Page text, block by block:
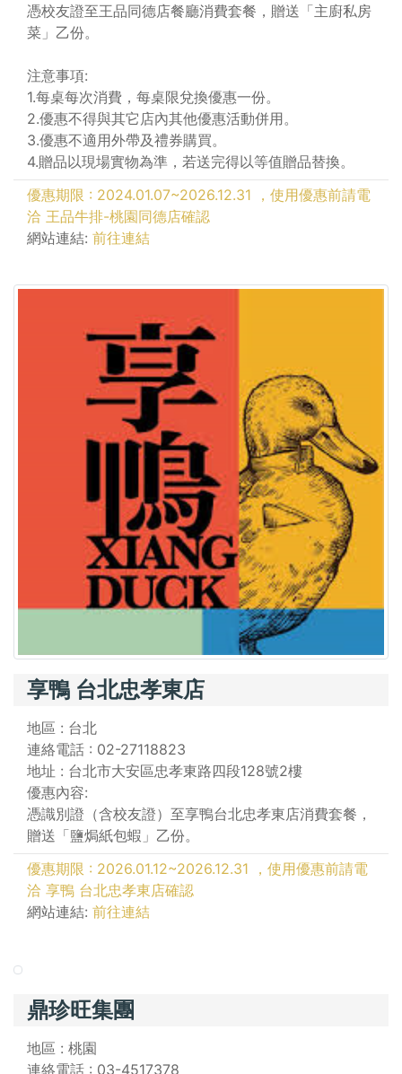
憑校友證至王品同德店餐廳消費套餐，贈送「主廚私房
菜」乙份。
注意事項:
1.每桌每次消費，每桌限兌換優惠一份。
2.優惠不得與其它店內其他優惠活動併用。
3.優惠不適用外帶及禮券購買。
4.贈品以現場實物為準，若送完得以等值贈品替換。
優惠期限 : 2024.01.07~2026.12.31 ，使用優惠前請電
洽 王品牛排-桃園同德店確認
網站連結: 前往連結
享鴨 台北忠孝東店
地區 : 台北
連絡電話 : 02-27118823
地址 : 台北市大安區忠孝東路四段128號2樓
優惠內容:
憑識別證（含校友證）至享鴨台北忠孝東店消費套餐，
贈送「鹽焗紙包蝦」乙份。
優惠期限 : 2026.01.12~2026.12.31 ，使用優惠前請電
洽 享鴨 台北忠孝東店確認
網站連結: 前往連結
鼎珍旺集團
地區 : 桃園
連絡電話 : 03-4517378